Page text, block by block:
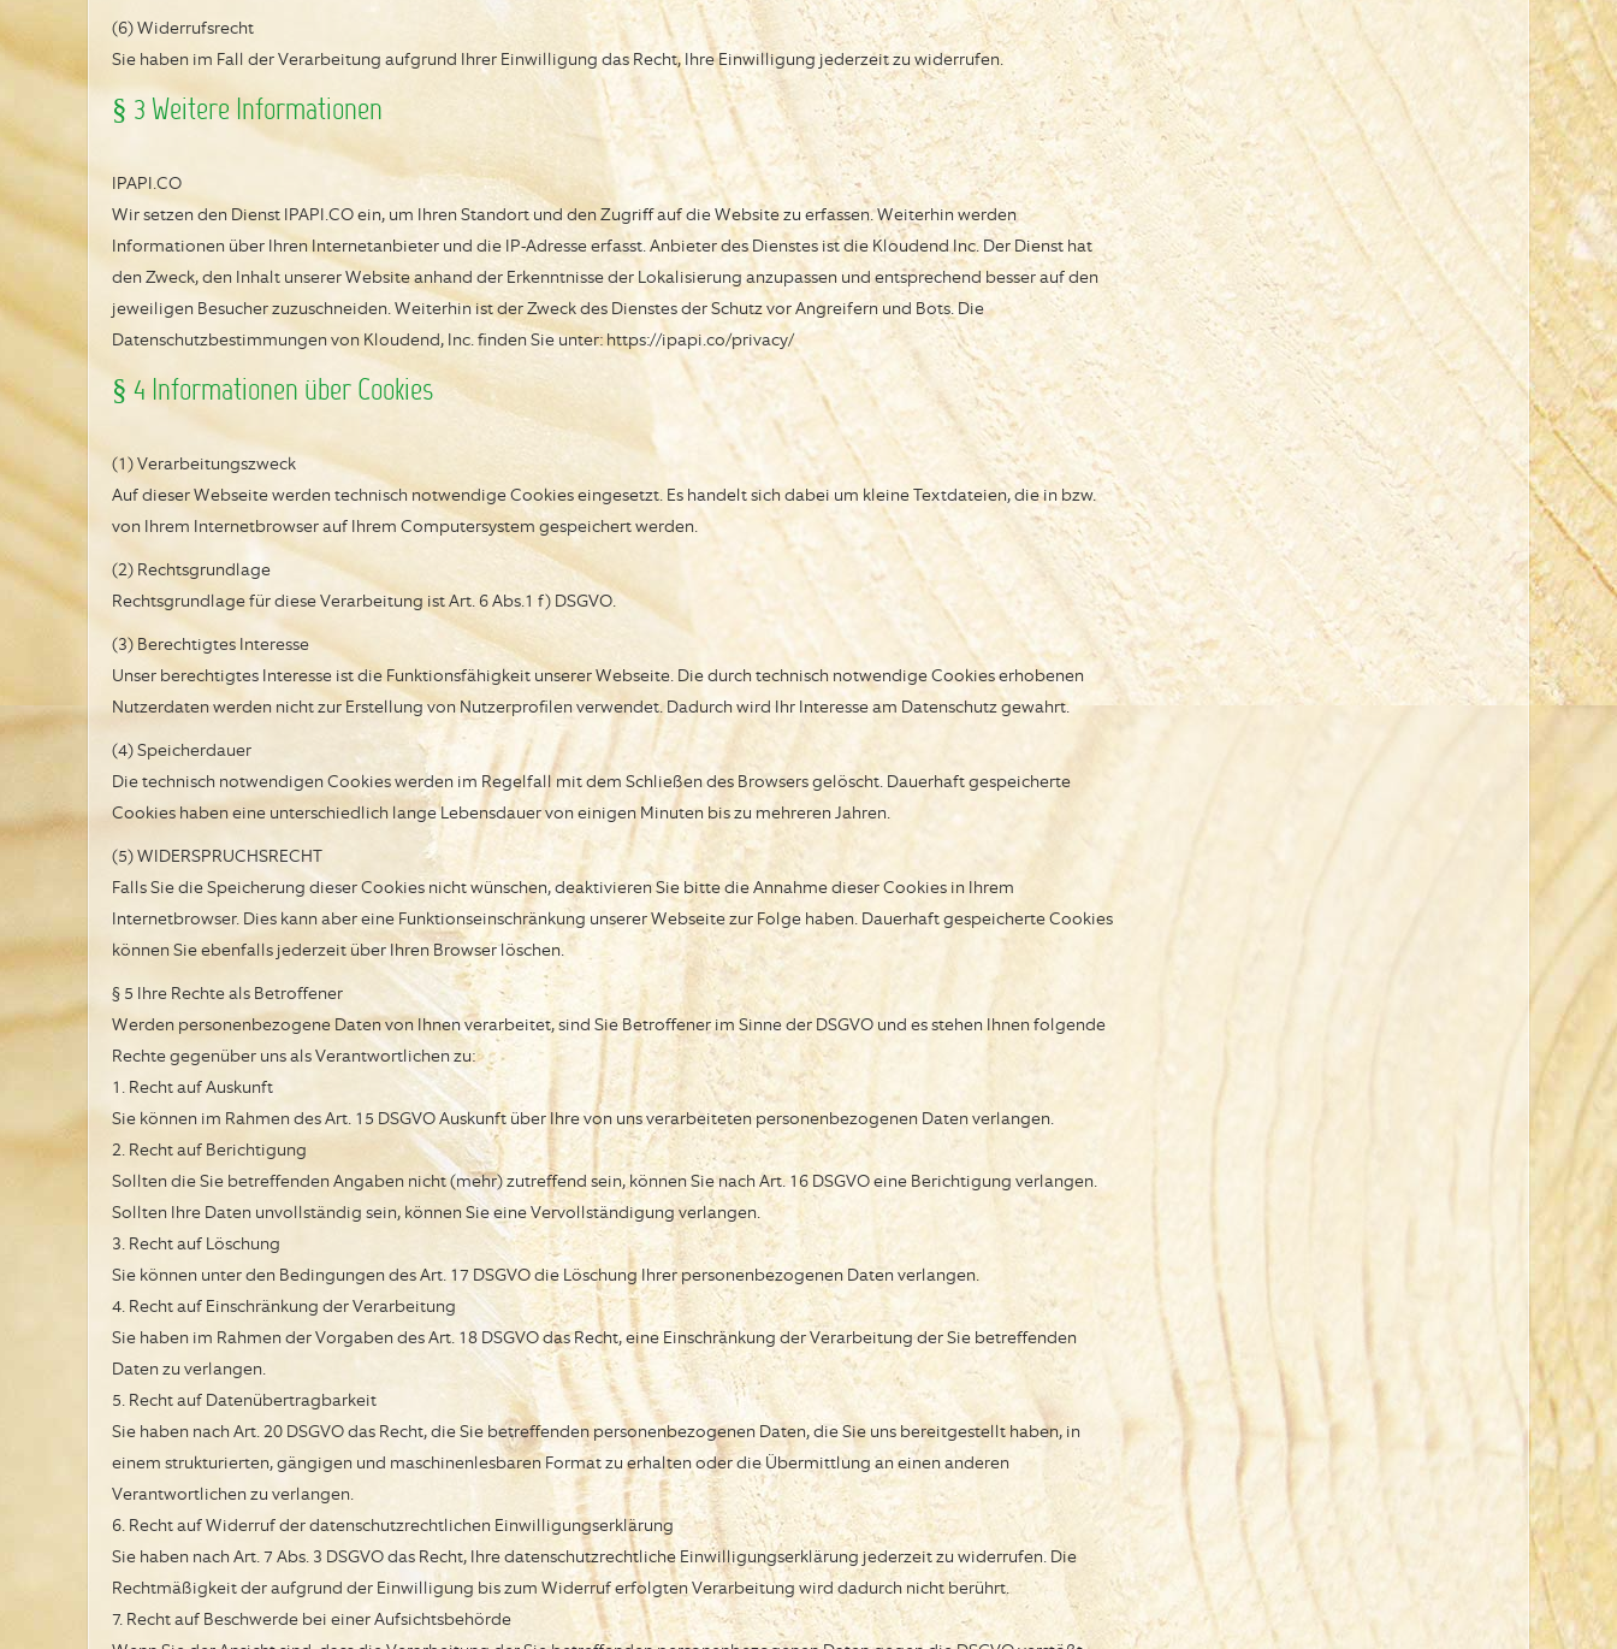
(6) Widerrufsrecht
Sie haben im Fall der Verarbeitung aufgrund Ihrer Einwilligung das Recht, Ihre Einwilligung jederzeit zu widerrufen.
§ 3 Weitere Informationen
IPAPI.CO
Wir setzen den Dienst IPAPI.CO ein, um Ihren Standort und den Zugriff auf die Website zu erfassen. Weiterhin werden
Informationen über Ihren Internetanbieter und die IP-Adresse erfasst. Anbieter des Dienstes ist die Kloudend Inc. Der Dienst hat
den Zweck, den Inhalt unserer Website anhand der Erkenntnisse der Lokalisierung anzupassen und entsprechend besser auf den
jeweiligen Besucher zuzuschneiden. Weiterhin ist der Zweck des Dienstes der Schutz vor Angreifern und Bots. Die
Datenschutzbestimmungen von Kloudend, Inc. finden Sie unter: https://ipapi.co/privacy/
§ 4 Informationen über Cookies
(1) Verarbeitungszweck
Auf dieser Webseite werden technisch notwendige Cookies eingesetzt. Es handelt sich dabei um kleine Textdateien, die in bzw.
von Ihrem Internetbrowser auf Ihrem Computersystem gespeichert werden.
(2) Rechtsgrundlage
Rechtsgrundlage für diese Verarbeitung ist Art. 6 Abs.1 f) DSGVO.
(3) Berechtigtes Interesse
Unser berechtigtes Interesse ist die Funktionsfähigkeit unserer Webseite. Die durch technisch notwendige Cookies erhobenen
Nutzerdaten werden nicht zur Erstellung von Nutzerprofilen verwendet. Dadurch wird Ihr Interesse am Datenschutz gewahrt.
(4) Speicherdauer
Die technisch notwendigen Cookies werden im Regelfall mit dem Schließen des Browsers gelöscht. Dauerhaft gespeicherte
Cookies haben eine unterschiedlich lange Lebensdauer von einigen Minuten bis zu mehreren Jahren.
(5) WIDERSPRUCHSRECHT
Falls Sie die Speicherung dieser Cookies nicht wünschen, deaktivieren Sie bitte die Annahme dieser Cookies in Ihrem
Internetbrowser. Dies kann aber eine Funktionseinschränkung unserer Webseite zur Folge haben. Dauerhaft gespeicherte Cookies
können Sie ebenfalls jederzeit über Ihren Browser löschen.
§ 5 Ihre Rechte als Betroffener
Werden personenbezogene Daten von Ihnen verarbeitet, sind Sie Betroffener im Sinne der DSGVO und es stehen Ihnen folgende
Rechte gegenüber uns als Verantwortlichen zu:
1. Recht auf Auskunft
Sie können im Rahmen des Art. 15 DSGVO Auskunft über Ihre von uns verarbeiteten personenbezogenen Daten verlangen.
2. Recht auf Berichtigung
Sollten die Sie betreffenden Angaben nicht (mehr) zutreffend sein, können Sie nach Art. 16 DSGVO eine Berichtigung verlangen.
Sollten Ihre Daten unvollständig sein, können Sie eine Vervollständigung verlangen.
3. Recht auf Löschung
Sie können unter den Bedingungen des Art. 17 DSGVO die Löschung Ihrer personenbezogenen Daten verlangen.
4. Recht auf Einschränkung der Verarbeitung
Sie haben im Rahmen der Vorgaben des Art. 18 DSGVO das Recht, eine Einschränkung der Verarbeitung der Sie betreffenden
Daten zu verlangen.
5. Recht auf Datenübertragbarkeit
Sie haben nach Art. 20 DSGVO das Recht, die Sie betreffenden personenbezogenen Daten, die Sie uns bereitgestellt haben, in
einem strukturierten, gängigen und maschinenlesbaren Format zu erhalten oder die Übermittlung an einen anderen
Verantwortlichen zu verlangen.
6. Recht auf Widerruf der datenschutzrechtlichen Einwilligungserklärung
Sie haben nach Art. 7 Abs. 3 DSGVO das Recht, Ihre datenschutzrechtliche Einwilligungserklärung jederzeit zu widerrufen. Die
Rechtmäßigkeit der aufgrund der Einwilligung bis zum Widerruf erfolgten Verarbeitung wird dadurch nicht berührt.
7. Recht auf Beschwerde bei einer Aufsichtsbehörde